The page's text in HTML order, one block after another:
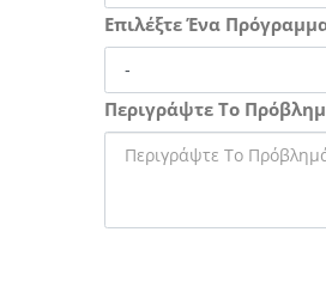
Επιλέξτε Ένα
Περιγράψτε Το